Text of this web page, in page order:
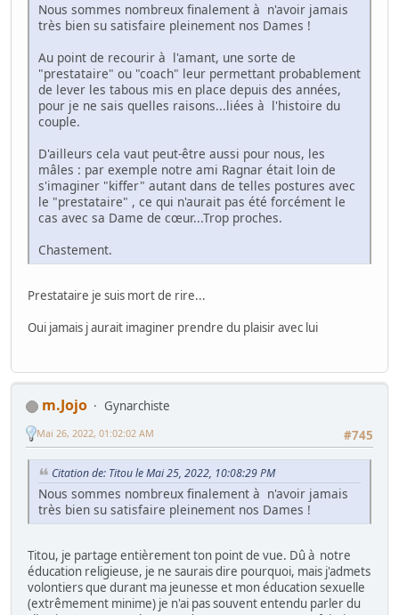
Nous sommes nombreux finalement à n'avoir jamais
très bien su satisfaire pleinement nos Dames !
Au point de recourir à l'amant, une sorte de
"prestataire" ou "coach" leur permettant probablement
de lever les tabous mis en place depuis des années,
pour je ne sais quelles raisons...liées à l'histoire du
couple.
D'ailleurs cela vaut peut-être aussi pour nous, les
mâles : par exemple notre ami Ragnar était loin de
s'imaginer "kiffer" autant dans de telles postures avec
le "prestataire" , ce qui n'aurait pas été forcément le
cas avec sa Dame de cœur...Trop proches.
Chastement.
Prestataire je suis mort de rire...
Oui jamais j aurait imaginer prendre du plaisir avec lui
m.Jojo
Gynarchiste
#745
Mai 26, 2022, 01:02:02 AM
Citation de: Titou le Mai 25, 2022, 10:08:29 PM
Nous sommes nombreux finalement à n'avoir jamais
très bien su satisfaire pleinement nos Dames !
Titou, je partage entièrement ton point de vue. Dû à notre
éducation religieuse, je ne saurais dire pourquoi, mais j'admets
volontiers que durant ma jeunesse et mon éducation sexuelle
(extrêmement minime) je n'ai pas souvent entendu parler du